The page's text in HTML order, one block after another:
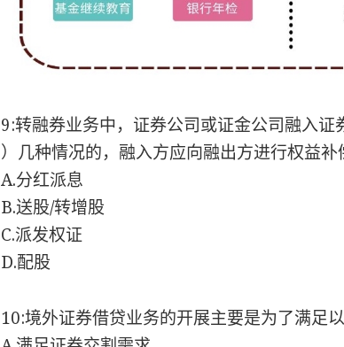
9:转融券业务中，证券公司或证金公司融入
）几种情况的，融入方应向融出方进行权益补
A.分红派息
B.送股/转增股
C.派发权证
D.配股
10:境外证券借贷业务的开展主要是为了满足